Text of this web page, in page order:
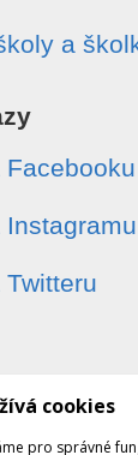
a
cookies
pro správné